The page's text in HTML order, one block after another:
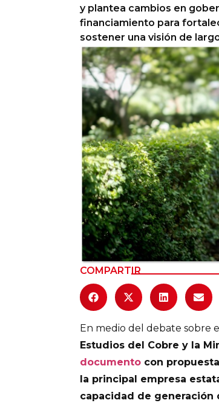
Calendario de Eventos
y plantea cambios en
financiamiento para
sostener una visión de
COMPARTIR
En medio del debate sobre
Estudios del Cobre y la
documento con
la principal empresa
capacidad de generación